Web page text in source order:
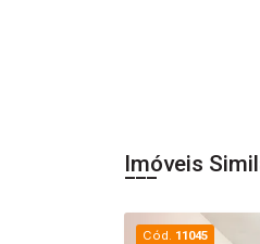
Imóveis
Cód. 11045